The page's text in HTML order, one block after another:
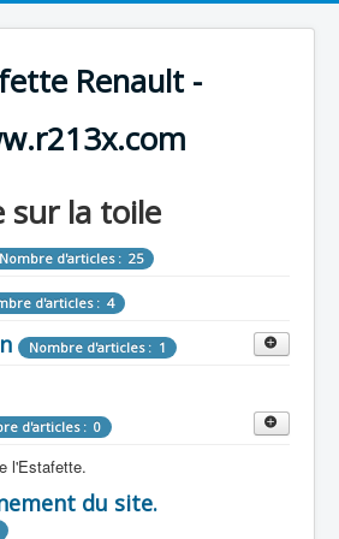
Renault -
sur la toile
Nombre d'articles : 25
d'articles : 4
Nombre d'articles : 1
Nombre d'articles : 9
l'on a vu sur l'estafette !
Nombre d'articles : 3
d'articles : 0
l'Estafette.
Nombre d'articles : 0
du site.